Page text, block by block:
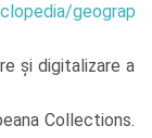
și digitalizare a
Collections.